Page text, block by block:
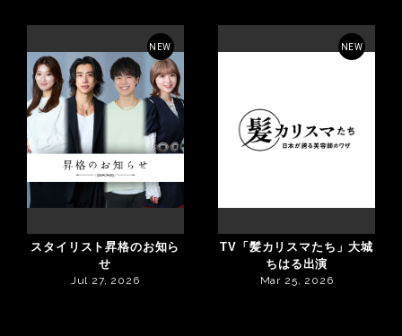
NEW
スタイリスト昇格のお知ら
せ
Jul 27, 2026
NEW
TV「髪カリスマたち」大城
ちはる出演
Mar 25, 2026